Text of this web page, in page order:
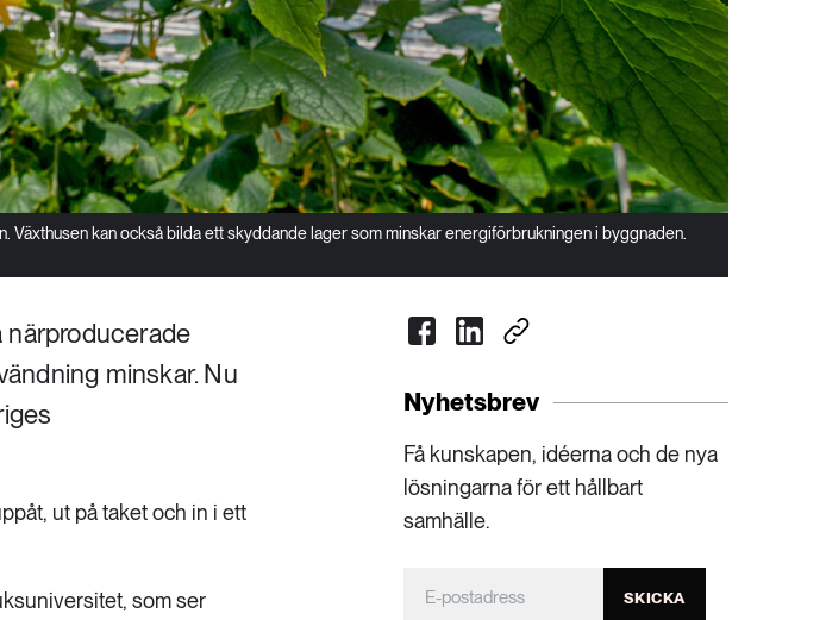
kan också bilda ett skyddande lager som minskar energiförbrukningen i byggnaden.
närproducerade
minskar. Nu
ut på taket och in i ett
som ser
Nyhetsbrev
Få kunskapen, idéerna och de nya
lösningarna för ett hållbart
samhälle.
SKICKA